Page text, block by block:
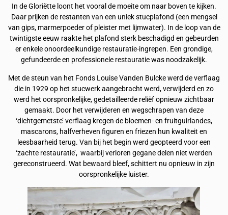
In de Gloriëtte loont het vooral de moeite om naar boven te kijken.
Daar prijken de restanten van een uniek stucplafond (een mengsel
van gips, marmerpoeder of pleister met lijmwater). In de loop van de
twintigste eeuw raakte het plafond sterk beschadigd en gebeurden
er enkele onoordeelkundige restauratie-ingrepen. Een grondige,
gefundeerde en professionele restauratie was noodzakelijk.
Met de steun van het Fonds Louise Vanden Bulcke werd de verflaag
die in 1929 op het stucwerk aangebracht werd, verwijderd en zo
werd het oorspronkelijke, gedetailleerde reliëf opnieuw zichtbaar
gemaakt. Door het verwijderen en wegschrapen van deze
‘dichtgemetste’ verflaag kregen de bloemen- en fruitguirlandes,
mascarons, halfverheven figuren en friezen hun kwaliteit en
leesbaarheid terug. Van bij het begin werd geopteerd voor een
‘zachte restauratie’, ​ waarbij verloren gegane delen niet werden
gereconstrueerd. Wat bewaard bleef, schittert nu opnieuw in zijn
oorspronkelijke luister.